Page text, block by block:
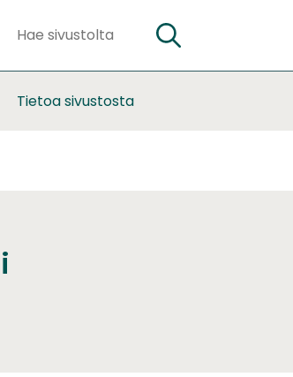
HAE
Tietoa sivustosta